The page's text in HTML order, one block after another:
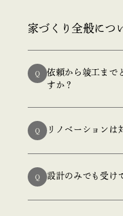
家づくり全般につ
Q
依頼から竣工まで
すか？
Q リノベーションは
Q 設計のみでも受け